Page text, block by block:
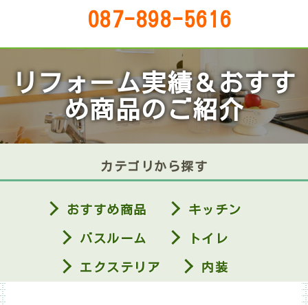
087-898-5616
リフォーム実績＆おすす
め商品のご紹介
カテゴリから探す
おすすめ商品 キッチン
バスルーム トイレ
エクステリア 内装